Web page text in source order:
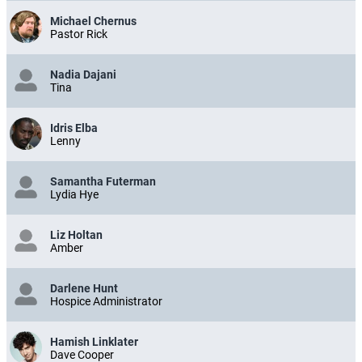
Michael Chernus
Pastor Rick
Nadia Dajani
Tina
Idris Elba
Lenny
Samantha Futerman
Lydia Hye
Liz Holtan
Amber
Darlene Hunt
Hospice Administrator
Hamish Linklater
Dave Cooper